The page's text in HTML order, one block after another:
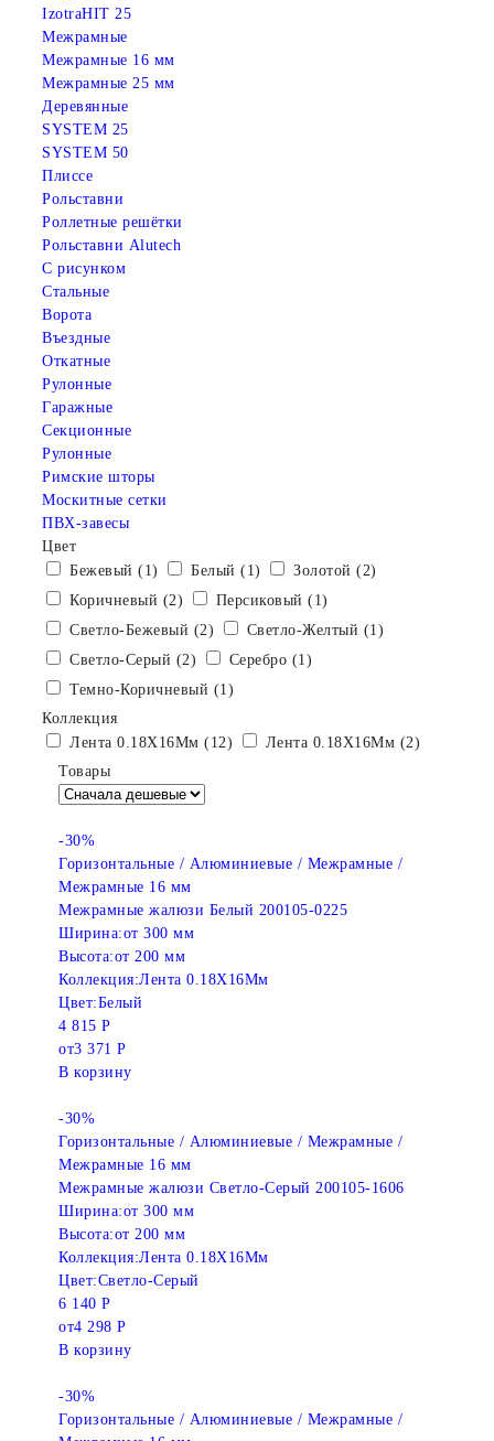
IzotraHIT 25
Межрамные
Межрамные 16 мм
Межрамные 25 мм
Деревянные
SYSTEM 25
SYSTEM 50
Плиссе
Рольставни
Роллетные решётки
Рольставни Alutech
С рисунком
Стальные
Ворота
Въездные
Откатные
Рулонные
Гаражные
Cекционные
Рулонные
Римские шторы
Москитные сетки
ПВХ-завесы
Цвет
Бежевый (1)
Белый (1)
Золотой (2)
Коричневый (2)
Персиковый (1)
Светло-Бежевый (2)
Светло-Желтый (1)
Светло-Серый (2)
Серебро (1)
Темно-Коричневый (1)
Коллекция
Лента 0.18X16Мм (12)
Лента 0.18X16Мм (2)
Товары
-30%
Горизонтальные / Алюминиевые / Межрамные /
Межрамные 16 мм
Межрамные жалюзи Белый 200105-0225
Ширина:от 300 мм
Высота:от 200 мм
Коллекция:Лента 0.18X16Мм
Цвет:Белый
4 815 Р
от3 371 Р
В корзину
-30%
Горизонтальные / Алюминиевые / Межрамные /
Межрамные 16 мм
Межрамные жалюзи Светло-Серый 200105-1606
Ширина:от 300 мм
Высота:от 200 мм
Коллекция:Лента 0.18X16Мм
Цвет:Светло-Серый
6 140 Р
от4 298 Р
В корзину
-30%
Горизонтальные / Алюминиевые / Межрамные /